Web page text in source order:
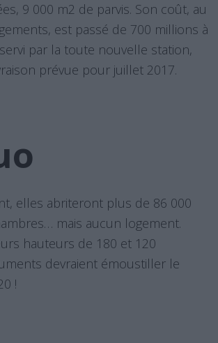
9 000 m2 de parvis. Son coût, au
est passé de 700 millions à
par la toute nouvelle station,
prévue pour juillet 2017.
elles abriteront plus de 86 000
mais aucun logement.
hauteurs de 180 et 120
devraient émoustiller le
!